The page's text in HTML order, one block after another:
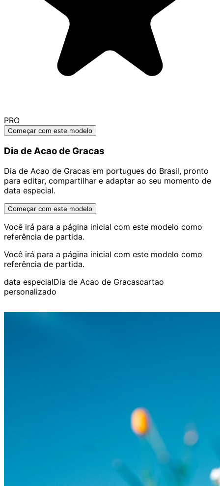
PRO
Começar com este modelo
Dia de Acao de Gracas
Dia de Acao de Gracas em portugues do Brasil, pronto
para editar, compartilhar e adaptar ao seu momento de
data especial.
Começar com este modelo
Você irá para a página inicial com este modelo como
referência de partida.
Você irá para a página inicial com este modelo como
referência de partida.
data especialDia de Acao de Gracascartao
personalizado